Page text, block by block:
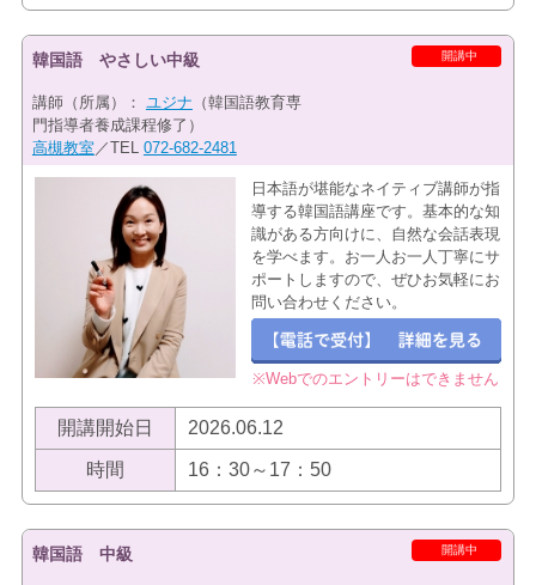
開講中
韓国語 やさしい中級
講師（所属）： ユジナ （韓国語教育専
門指導者養成課程修了）
高槻教室 ／TEL 072-682-2481
日本語が堪能なネイティブ講師が指
導する韓国語講座です。基本的な知
識がある方向けに、自然な会話表現
を学べます。お一人お一人丁寧にサ
ポートしますので、ぜひお気軽にお
問い合わせください。
※Webでのエントリーはできません
開講開始日 2026.06.12
時間 16：30～17：50
開講中
韓国語 中級